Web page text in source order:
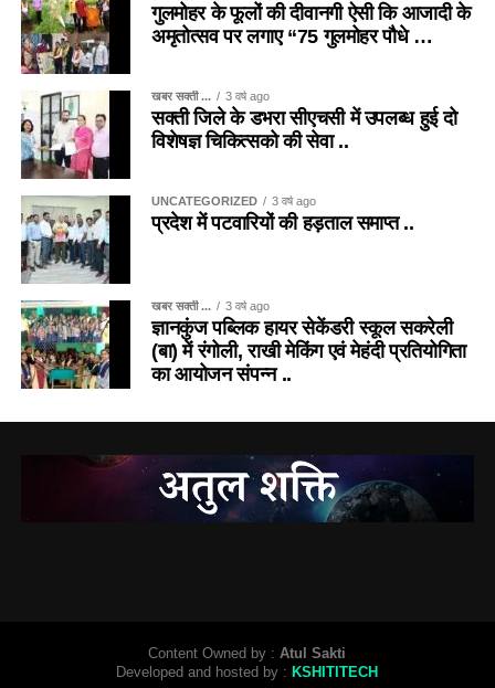
गुलमोहर के फूलों की दीवानगी ऐसी कि आजादी के
अमृतोत्सव पर लगाए “75 गुलमोहर पौधे …
खबर सक्ती ... 3 वर्ष ago
सक्ती जिले के डभरा सीएचसी में उपलब्ध हुई दो
विशेषज्ञ चिकित्सको की सेवा ..
UNCATEGORIZED 3 वर्ष ago
प्रदेश में पटवारियों की हड़ताल समाप्त ..
खबर सक्ती ... 3 वर्ष ago
ज्ञानकुंज पब्लिक हायर सेकेंडरी स्कूल सकरेली
(बा) में रंगोली, राखी मेकिंग एवं मेहंदी प्रतियोगिता
का आयोजन संपन्न ..
Content Owned by :Atul Sakti
Developed and hosted by : KSHITITECH